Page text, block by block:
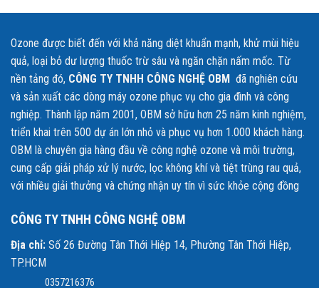
chínhthường gây ra ngộ độc thực phẩm hiện nay:
Hóa chất bảo quản thực phẩm: thuốc trừ sâu, thuốc diệt côn
trùng, hóa chất chống sâu mọt tồn dư trên rau củ, trái cây.
Hóa chất trong quá trình chế biến: phẩm màu công nghiệp,
phụ gia không rõ nguồn gốc trong bánh kẹo, rượu, thực phẩm
chế biến sẵn.
Vi sinh vật gây hại: vi khuẩn, nấm mốc, ký sinh trùng, trứng
giun sán tồn tại trên thực phẩm tươi sống.
Việc rửa thực phẩm bằng nước thông thường hoặc muối loãng
không thể loại bỏ hoàn toàn các tác nhân nguy hiểm này
vì vậy, công nghệozone
Ozone được biết đến với khả năng diệt khuẩn mạnh, khử mùi hiệu
quả, loại bỏ dư lượng thuốc trừ sâu và ngăn chặn nấm mốc. Từ
nền tảng đó, CÔNG TY TNHH CÔNG NGHỆ OBM đã nghiên cứu
và sản xuất các dòng máy ozone phục vụ cho gia đình và công
nghiệp. Thành lập năm 2001, OBM sở hữu hơn 25 năm kinh nghiệm,
triển khai trên 500 dự án lớn nhỏ và phục vụ hơn 1.000 khách hàng.
OBM là chuyên gia hàng đầu về công nghệ ozone và môi trường,
cung cấp giải pháp xử lý nước, lọc không khí và tiệt trùng rau quả,
với nhiều giải thưởng và chứng nhận uy tín vì sức khỏe cộng đồng
CÔNG TY TNHH CÔNG NGHỆ OBM
Địa chỉ: Số 26 Đường Tân Thới Hiệp 14, Phường Tân Thới Hiệp,
TP.HCM
0357216376